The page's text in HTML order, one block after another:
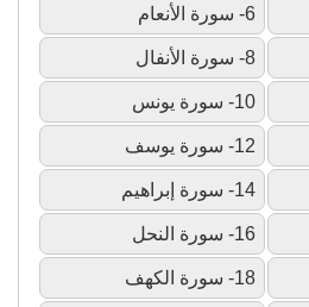
6- سورة الأنعام
8- سورة الأنفال
10- سورة يونس
12- سورة يوسف
14- سورة إبراهيم
16- سورة النحل
18- سورة الكهف